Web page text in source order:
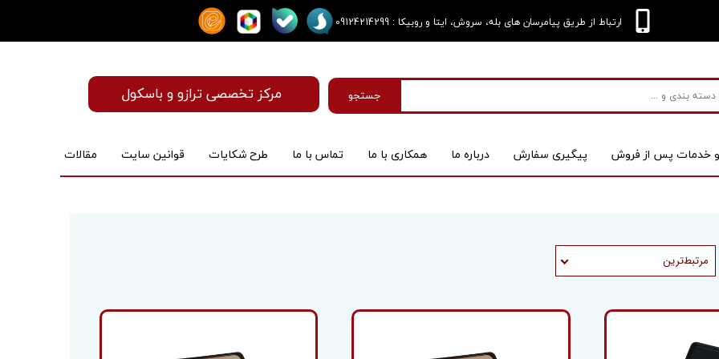
ارتباط از طریق پیامرسان های بله، سروش، ایتا و روبیکا : 09124214299
جستجو مرکز تخصصی ترازو و باسکول
کیس
و خدمات پس از فروش پیگیری سفارش درباره‌ ما همکاری با ما تماس با ما طرح شکایات قوانین سایت مقالات
مرتبط‌ترین